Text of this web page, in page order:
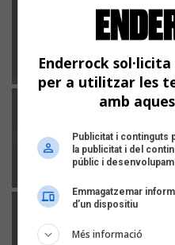
Enderrock
per a utilitzar les
amb
Publicitat i continguts
la publicitat i del
públic i
Emmagatzemar
d’un dispositiu
Més informació